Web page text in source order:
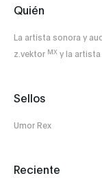
Quién
La artista sonora y
z.vektor MX y la artista
Sellos
Umor Rex
Reciente